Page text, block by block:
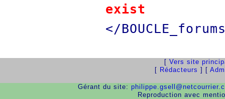
exist
</
[ Vers site
[ Rédacteurs ] [
Gérant du site:
Reproduction avec